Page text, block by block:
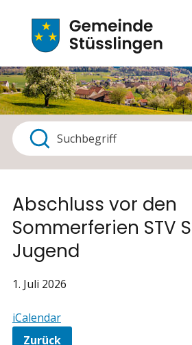
Suchbegriff
Suche starten
Abschluss vor den
Sommerferien STV
Jugend
1. Juli 2026
iCalendar
Zurück